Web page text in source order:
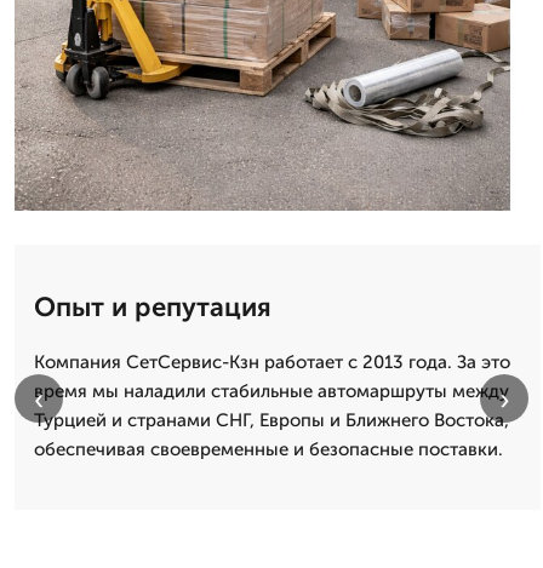
Опыт и репутация
Компания СетСервис-Кзн работает с 2013 года. За это
время мы наладили стабильные автомаршруты между
Турцией и странами СНГ, Европы и Ближнего Востока,
обеспечивая своевременные и безопасные поставки.
‹ ›